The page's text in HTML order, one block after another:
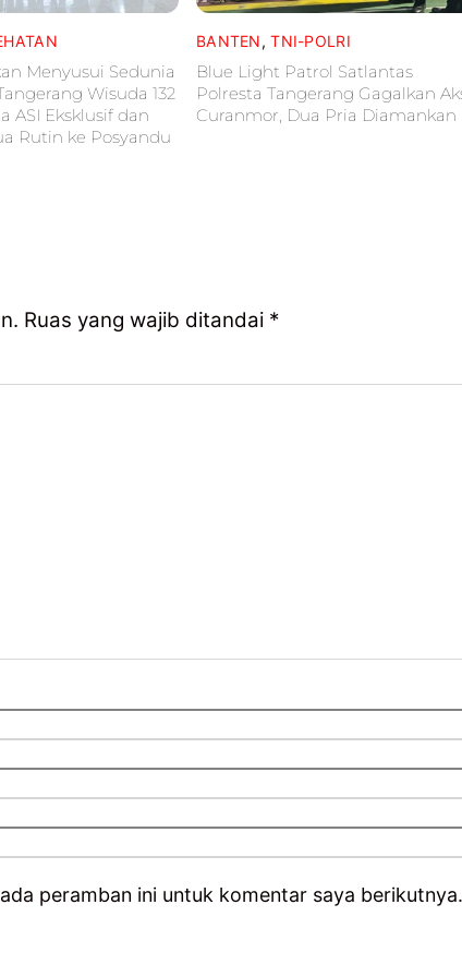
Menyusui Sedunia
Wisuda 132
ASI Eksklusif dan
Rutin ke Posyandu
BANTEN,TNI-POLRI
Blue Light Patrol Satlantas
Polresta Tangerang Gagalkan
Curanmor, Dua Pria Diamankan
Ruas yang wajib ditandai *
peramban ini untuk komentar saya